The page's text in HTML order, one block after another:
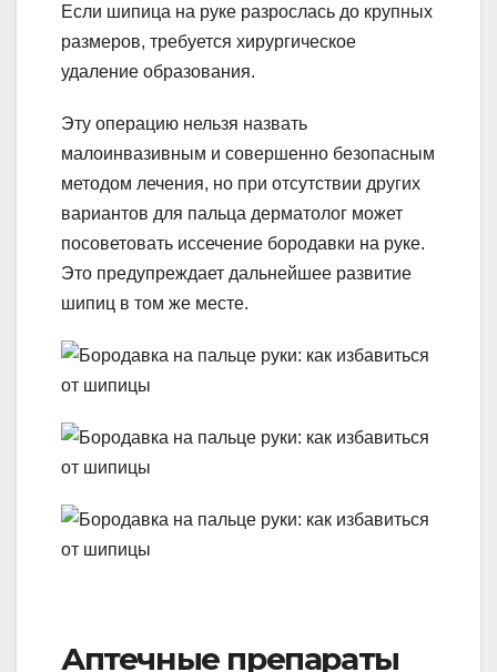
Если шипица на руке разрослась до крупных
размеров, требуется хирургическое
удаление образования.
Эту операцию нельзя назвать
малоинвазивным и совершенно безопасным
методом лечения, но при отсутствии других
вариантов для пальца дерматолог может
посоветовать иссечение бородавки на руке.
Это предупреждает дальнейшее развитие
шипиц в том же месте.
Аптечные препараты